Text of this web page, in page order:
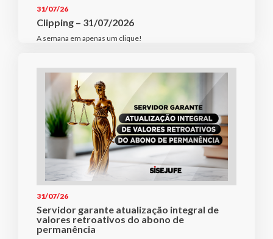
31/07/26
Clipping – 31/07/2026
A semana em apenas um clique!
31/07/26
Servidor garante atualização integral de
valores retroativos do abono de
permanência